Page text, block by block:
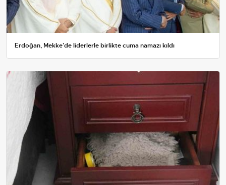
Erdoğan, Mekke’de liderlerle birlikte cuma namazı kıldı